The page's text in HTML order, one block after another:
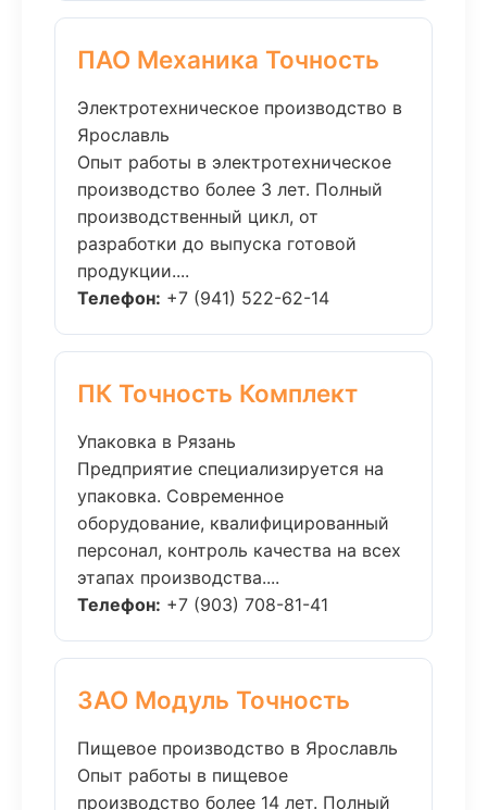
ПАО Механика Точность
Электротехническое производство в
Ярославль
Опыт работы в электротехническое
производство более 3 лет. Полный
производственный цикл, от
разработки до выпуска готовой
продукции....
Телефон: +7 (941) 522-62-14
ПК Точность Комплект
Упаковка в Рязань
Предприятие специализируется на
упаковка. Современное
оборудование, квалифицированный
персонал, контроль качества на всех
этапах производства....
Телефон: +7 (903) 708-81-41
ЗАО Модуль Точность
Пищевое производство в Ярославль
Опыт работы в пищевое
производство более 14 лет. Полный